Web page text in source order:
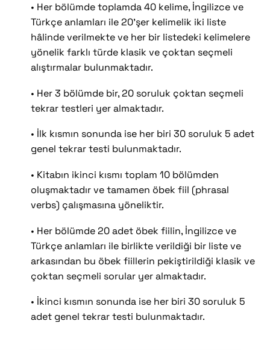
• Her bölümde toplamda 40 kelime, İngilizce ve
Türkçe anlamları ile 20’şer kelimelik iki liste
hâlinde verilmekte ve her bir listedeki kelimelere
yönelik farklı türde klasik ve çoktan seçmeli
alıştırmalar bulunmaktadır.
• Her 3 bölümde bir, 20 soruluk çoktan seçmeli
tekrar testleri yer almaktadır.
• İlk kısmın sonunda ise her biri 30 soruluk 5 adet
genel tekrar testi bulunmaktadır.
• Kitabın ikinci kısmı toplam 10 bölümden
oluşmaktadır ve tamamen öbek fiil (phrasal
verbs) çalışmasına yöneliktir.
• Her bölümde 20 adet öbek fiilin, İngilizce ve
Türkçe anlamları ile birlikte verildiği bir liste ve
arkasından bu öbek fiillerin pekiştirildiği klasik ve
çoktan seçmeli sorular yer almaktadır.
• İkinci kısmın sonunda ise her biri 30 soruluk 5
adet genel tekrar testi bulunmaktadır.